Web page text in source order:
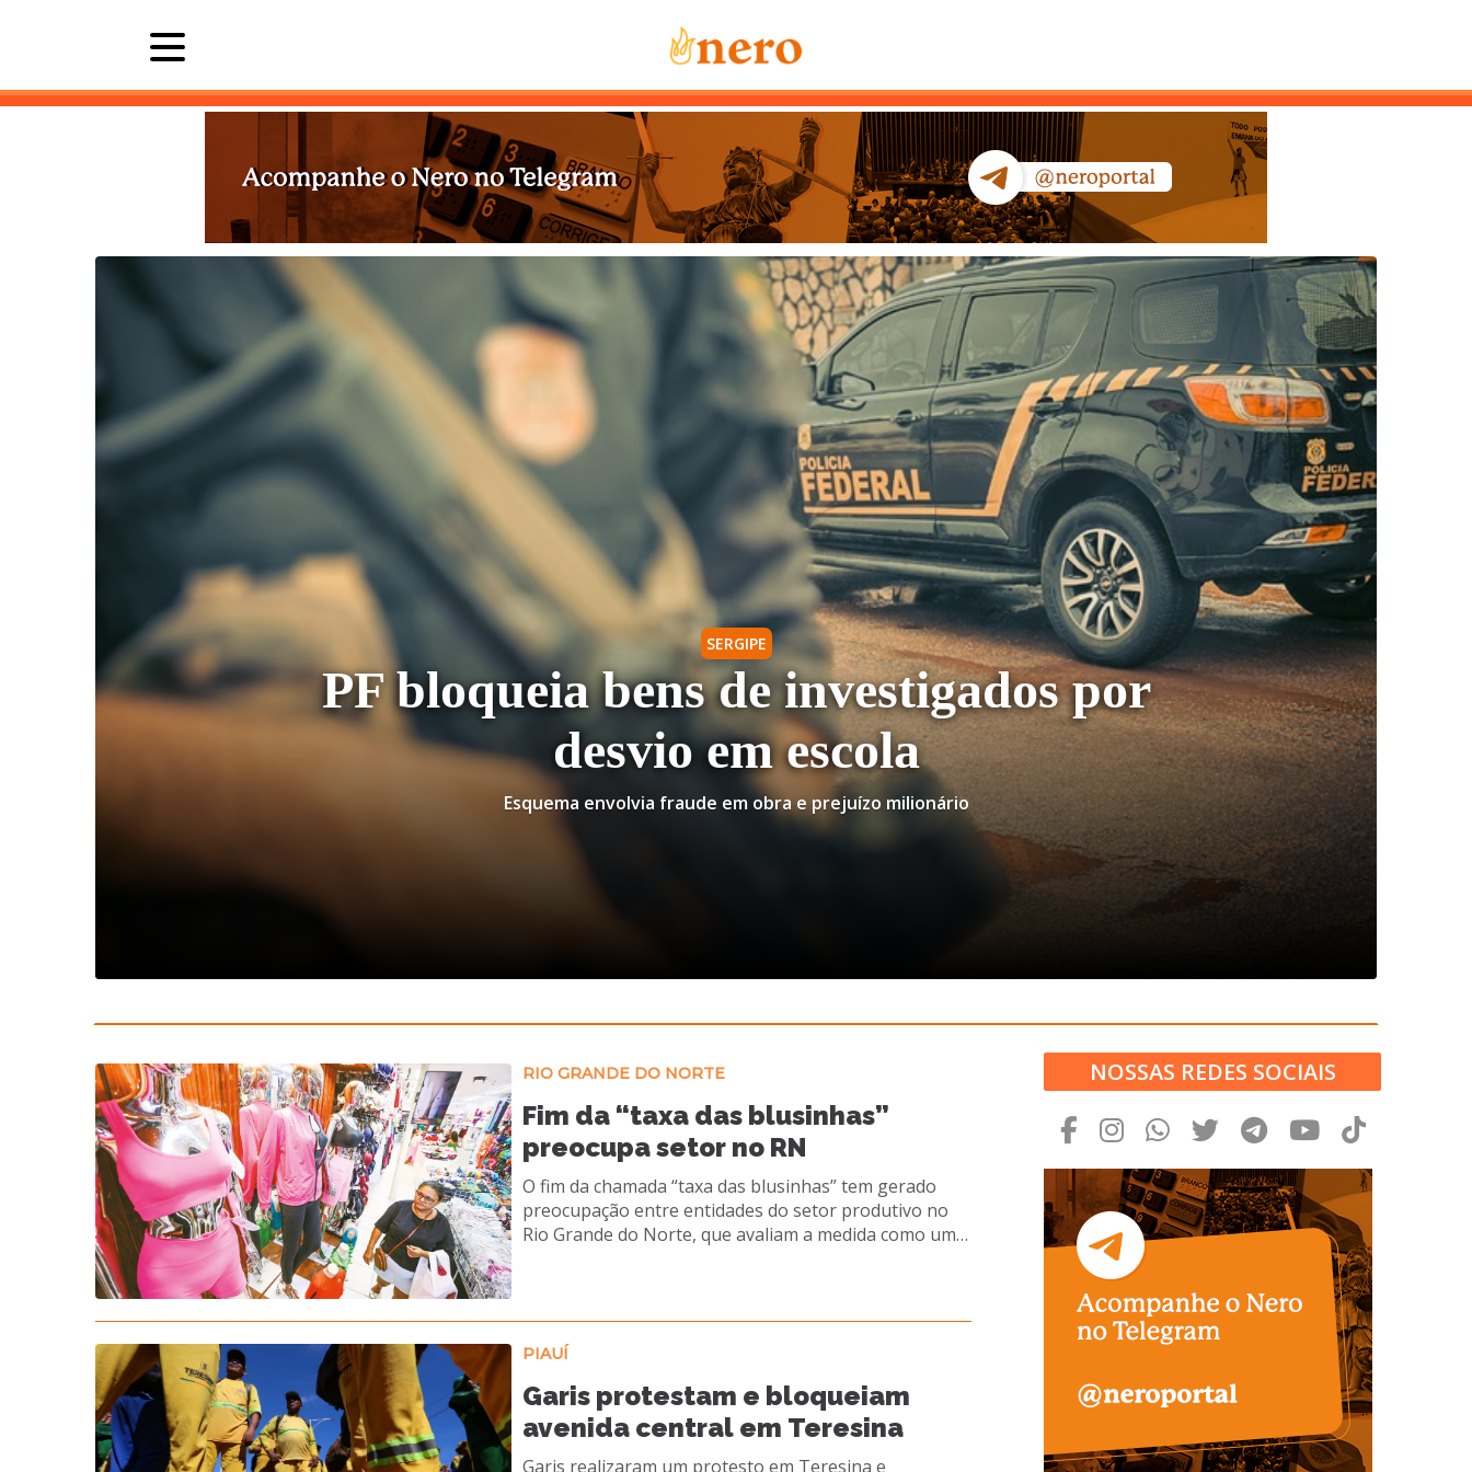
Mais Lidas Sobre Nós
SERGIPE
PF bloqueia bens de investigados por
desvio em escola
Esquema envolvia fraude em obra e prejuízo milionário
NOSSAS REDES SOCIAIS
RIO GRANDE DO NORTE
Fim da “taxa das blusinhas”
preocupa setor no RN
O fim da chamada “taxa das blusinhas” tem gerado
preocupação entre entidades do setor produtivo no
Rio Grande do Norte, que avaliam a medida como um
ampliar a concorrência com produtos estrangeiros e
impactar diretamente o comércio potiguar.
mudança pode desequilibrar o ambiente de negócios,
favorecendo plataformas internacionais em
PIAUÍ
Garis protestam e bloqueiam
avenida central em Teresina
Garis realizaram um protesto em Teresina e